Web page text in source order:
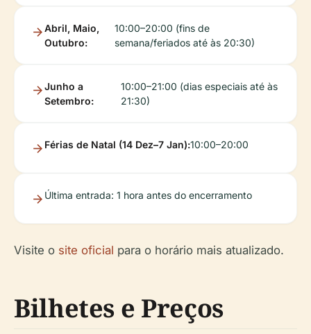
Abril, Maio,
Outubro:
10:00–20:00 (fins de
semana/feriados até às 20:30)
Junho a
Setembro:
10:00–21:00 (dias especiais até às
21:30)
Férias de Natal (14 Dez–7 Jan):10:00–20:00
Última entrada: 1 hora antes do encerramento
Visite o site oficial para o horário mais atualizado.
Bilhetes e Preços